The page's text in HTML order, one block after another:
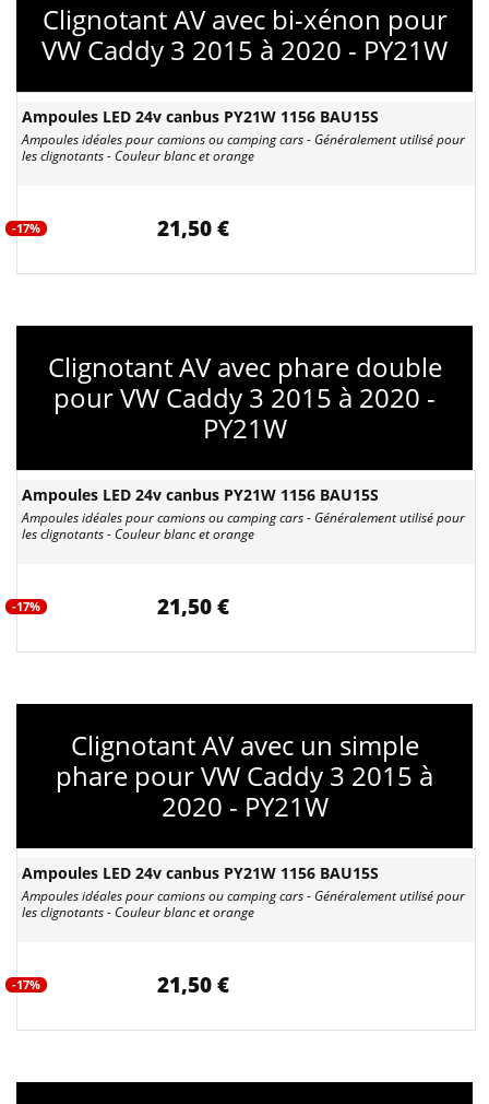
Clignotant AV avec bi-xénon pour
VW Caddy 3 2015 à 2020 - PY21W
Ampoules LED 24v canbus PY21W 1156 BAU15S
Ampoules idéales pour camions ou camping cars - Généralement utilisé pour
les clignotants - Couleur blanc et orange
-17% 21,50 €
Clignotant AV avec phare double
pour VW Caddy 3 2015 à 2020 -
PY21W
Ampoules LED 24v canbus PY21W 1156 BAU15S
Ampoules idéales pour camions ou camping cars - Généralement utilisé pour
les clignotants - Couleur blanc et orange
-17% 21,50 €
Clignotant AV avec un simple
phare pour VW Caddy 3 2015 à
2020 - PY21W
Ampoules LED 24v canbus PY21W 1156 BAU15S
Ampoules idéales pour camions ou camping cars - Généralement utilisé pour
les clignotants - Couleur blanc et orange
-17% 21,50 €